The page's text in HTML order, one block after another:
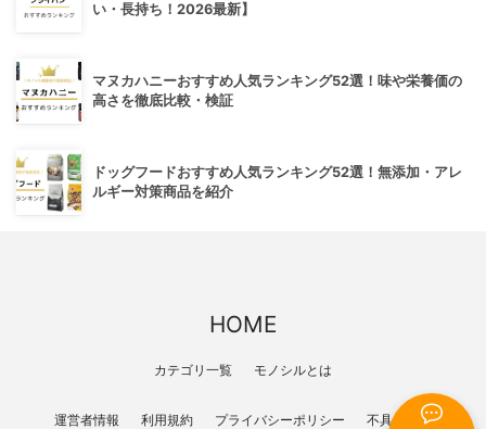
い・長持ち！2026最新】
マヌカハニーおすすめ人気ランキング52選！味や栄養価の
高さを徹底比較・検証
ドッグフードおすすめ人気ランキング52選！無添加・アレ
ルギー対策商品を紹介
HOME
カテゴリ一覧 モノシルとは
運営者情報 利用規約 プライバシーポリシー 不具合報告